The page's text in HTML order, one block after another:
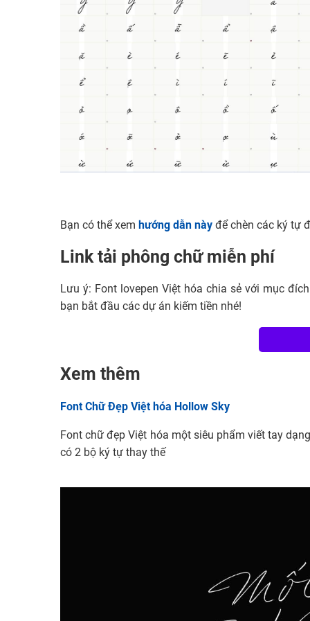
Bạn có thể xem hướng dẫn này để chèn các ký tự
Link tải phông chữ miễn phí
Lưu ý: Font lovepen Việt hóa chia sẻ với mục
bạn bắt đầu các dự án kiếm tiền nhé!
Xem thêm
Font Chữ Đẹp Việt hóa Hollow Sky
Font chữ đẹp Việt hóa một siêu phẩm viết tay
có 2 bộ ký tự thay thế